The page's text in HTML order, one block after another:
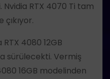
RTX 4070 Ti tam
4080 12GB
sürülecekti. Vermiş
16GB modelinden